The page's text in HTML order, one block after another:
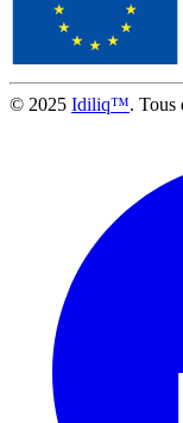
© 2025 Idiliq™. Tous